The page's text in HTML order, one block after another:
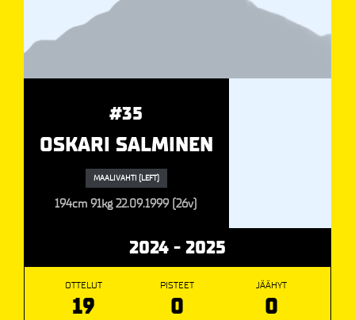
#35
OSKARI SALMINEN
MAALIVAHTI (LEFT)
194cm 91kg 22.09.1999 (26v)
2024 - 2025
OTTELUT
19
PISTEET
0
JÄÄHYT
0